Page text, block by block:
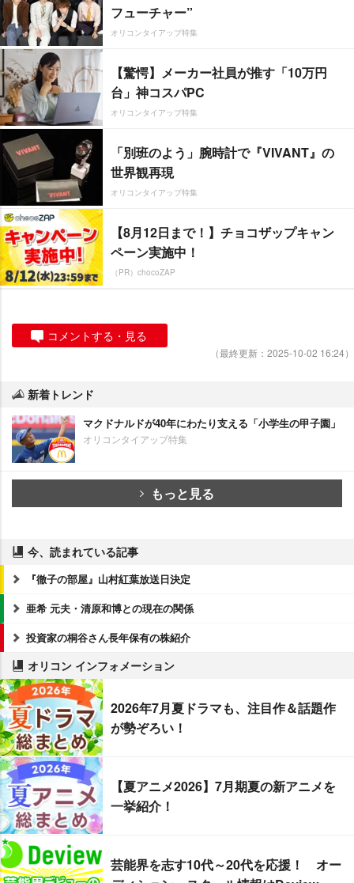
フューチャー”
オリコンタイアップ特集
【驚愕】メーカー社員が推す「10万円
台」神コスパPC
オリコンタイアップ特集
「別班のよう」腕時計で『VIVANT』の
世界観再現
オリコンタイアップ特集
【8月12日まで！】チョコザップキャン
ペーン実施中！
（PR）chocoZAP
コメントする・見る
（最終更新：2025-10-02 16:24）
新着トレンド
マクドナルドが40年にわたり支える「小学生の甲子園」
オリコンタイアップ特集
もっと見る
今、読まれている記事
『徹子の部屋』山村紅葉放送日決定
亜希 元夫・清原和博との現在の関係
投資家の桐谷さん長年保有の株紹介
オリコン インフォメーション
2026年7月夏ドラマも、注目作＆話題作
が勢ぞろい！
【夏アニメ2026】7月期夏の新アニメを
一挙紹介！
芸能界を志す10代～20代を応援！ オー